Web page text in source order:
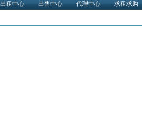
出租中心 出售中心 代理中心 求租求购